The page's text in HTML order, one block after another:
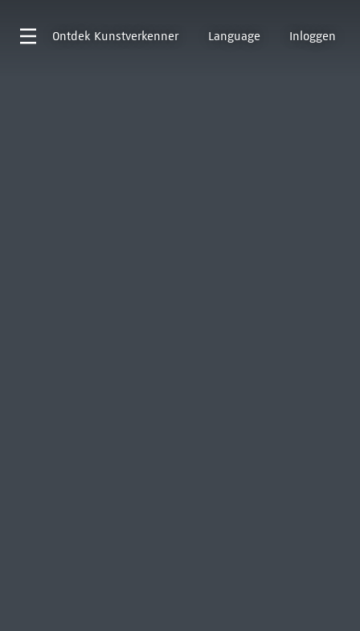
Ontdek Kunstverkenner Language Inloggen